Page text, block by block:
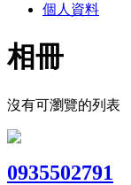
個人資料
相冊
沒有可瀏覽的列表
0935502791